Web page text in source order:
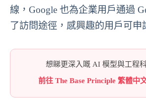
線，Google 也為企業用戶通過
了訪問途徑，感興趣的用戶可申
想睇更深入嘅 AI 模型與工程
前往 The Base Principle 繁體中